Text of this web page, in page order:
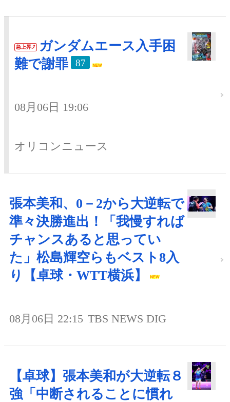
急上昇
ガンダムエース入手困
難で謝罪
87
08月06日 19:06
オリコンニュース
張本美和、0－2から大逆転で
準々決勝進出！「我慢すれば
チャンスあると思ってい
た」松島輝空らもベスト8入
り【卓球・WTT横浜】
08月06日 22:15 TBS NEWS DIG
【卓球】張本美和が大逆転８
強「中断されることに慣れ